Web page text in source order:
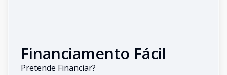
Financiamento Fácil
Pretende Financiar?